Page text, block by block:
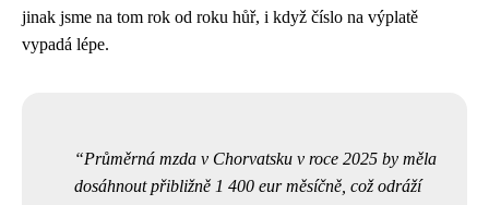
jinak jsme na tom rok od roku hůř, i když číslo na výplatě
vypadá lépe.
Průměrná mzda v Chorvatsku v roce 2025 by měla
dosáhnout přibližně 1 400 eur měsíčně, což odráží